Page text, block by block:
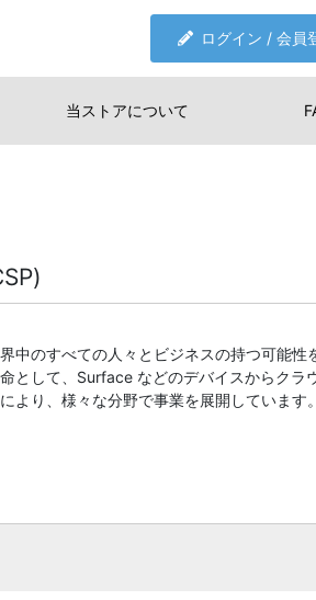
ログイン / 会員
当ストアについて
中のすべての人々とビジネスの持つ可能性
として、Surface などのデバイスからクラ
より、様々な分野で事業を展開しています。